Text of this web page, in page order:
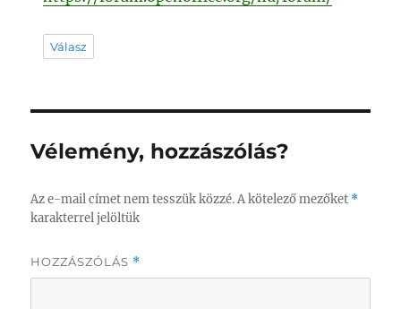
Válasz
Vélemény, hozzászólás?
Az e-mail címet nem tesszük közzé. A kötelező mezőket *
karakterrel jelöltük
HOZZÁSZÓLÁS *